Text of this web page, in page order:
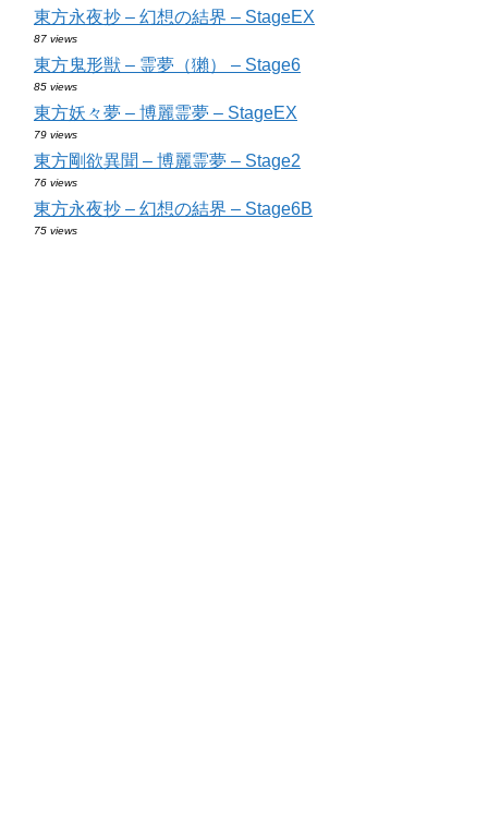
東方永夜抄 – 幻想の結界 – StageEX
87 views
東方鬼形獣 – 霊夢（獺） – Stage6
85 views
東方妖々夢 – 博麗霊夢 – StageEX
79 views
東方剛欲異聞 – 博麗霊夢 – Stage2
76 views
東方永夜抄 – 幻想の結界 – Stage6B
75 views